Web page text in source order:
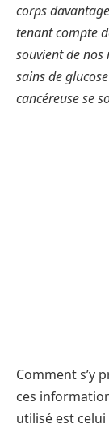
corps
tenant compte
souvient de
sains de
cancéreuse se
Comment s’y
ces
utilisé est celui